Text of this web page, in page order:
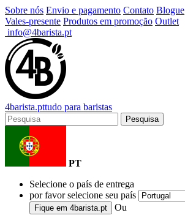
Sobre nós Envio e pagamento Contato Blogue
Vales-presente Produtos em promoção Outlet
info@4barista.pt
4barista.pttudo para baristas
Pesquisa
PT
Selecione o país de entrega
por favor selecione seu país
Fique em 4barista.pt Ou